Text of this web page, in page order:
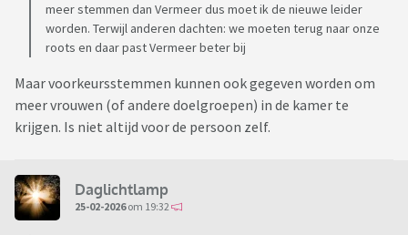
meer stemmen dan Vermeer dus moet ik de nieuwe leider
worden. Terwijl anderen dachten: we moeten terug naar onze
roots en daar past Vermeer beter bij
Maar voorkeursstemmen kunnen ook gegeven worden om
meer vrouwen (of andere doelgroepen) in de kamer te
krijgen. Is niet altijd voor de persoon zelf.
Daglichtlamp
25-02-2026om 19:32